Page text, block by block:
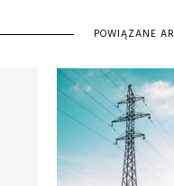
POWIĄZANE